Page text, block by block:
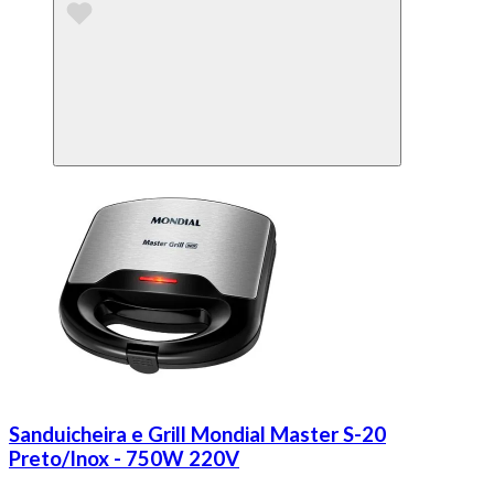
Sanduicheira e Grill Mondial Master S-20
Preto/Inox - 750W 220V